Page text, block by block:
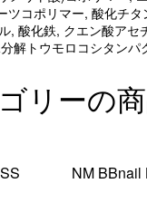
ツコポリマー, 酸化チ
, 酸化鉄, クエン酸ア
解トウモロコシタン
リーの
NM BBnail